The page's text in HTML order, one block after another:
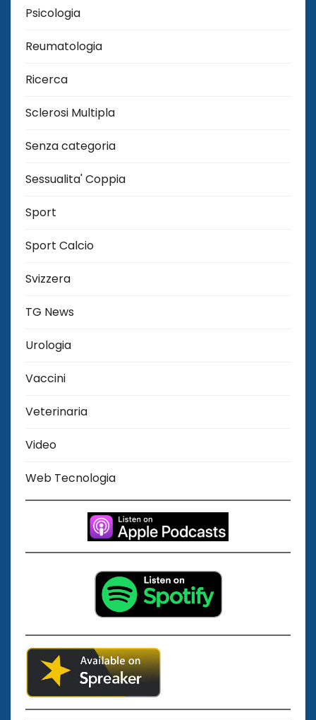
Psicologia
Reumatologia
Ricerca
Sclerosi Multipla
Senza categoria
Sessualita' Coppia
Sport
Sport Calcio
Svizzera
TG News
Urologia
Vaccini
Veterinaria
Video
Web Tecnologia